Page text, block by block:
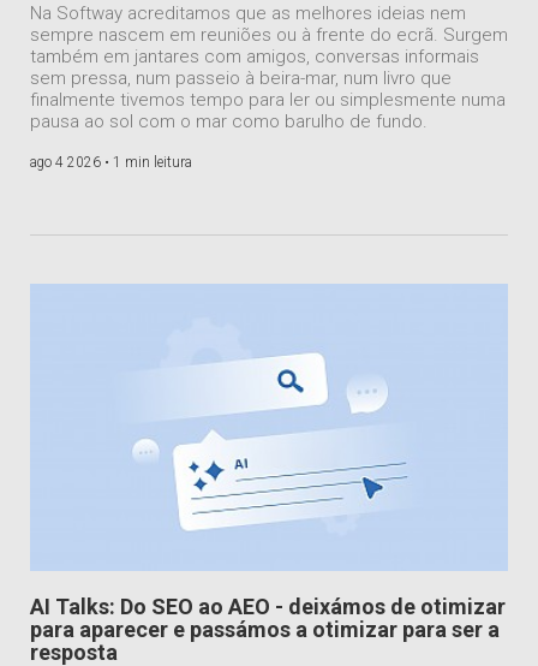
Na Softway acreditamos que as melhores ideias nem
sempre nascem em reuniões ou à frente do ecrã. Surgem
também em jantares com amigos, conversas informais
sem pressa, num passeio à beira-mar, num livro que
finalmente tivemos tempo para ler ou simplesmente numa
pausa ao sol com o mar como barulho de fundo.
ago 4 2026 • 1 min leitura
AI Talks: Do SEO ao AEO - deixámos de otimizar
para aparecer e passámos a otimizar para ser a
resposta